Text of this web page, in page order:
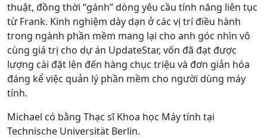
thuật, đồng thời “gánh” dòng yêu cầu tính năng liên tục
từ Frank. Kinh nghiệm dày dạn ở các vị trí điều hành
trong ngành phần mềm mang lại cho anh góc nhìn vô
cùng giá trị cho dự án UpdateStar, vốn đã đạt được
lượng cài đặt lên đến hàng chục triệu và đơn giản hóa
đáng kể việc quản lý phần mềm cho người dùng máy
tính.
Michael có bằng Thạc sĩ Khoa học Máy tính tại
Technische Universität Berlin.